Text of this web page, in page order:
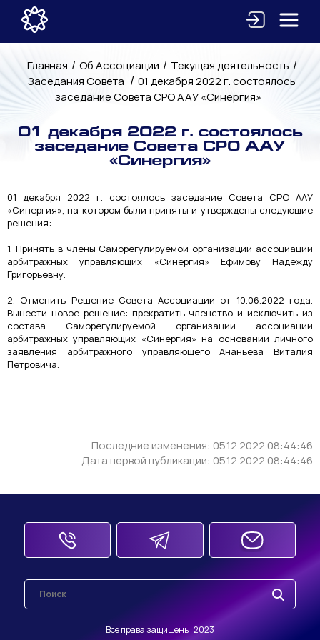
Главная / Об Ассоциации / Текущая деятельность /
Заседания Совета / 01 декабря 2022 г. состоялось
заседание Совета СРО ААУ «Синергия»
01 декабря 2022 г. состоялось
заседание Совета СРО ААУ
«Синергия»
01 декабря 2022 г. состоялось заседание Совета СРО ААУ
«Синергия», на котором были приняты и утверждены следующие
решения:
1. Принять в члены Саморегулируемой организации ассоциации
арбитражных управляющих «Синергия» Ефимову Надежду
Григорьевну.
2. Отменить Решение Совета Ассоциации от 10.06.2022 года.
Вынести новое решение: прекратить членство и исключить из
состава Саморегулируемой организации ассоциации
арбитражных управляющих «Синергия» на основании личного
заявления арбитражного управляющего Ананьева Виталия
Петровича.
Последние изменения: 05.12.2022 08:44:46
Дата первой публикации: 05.12.2022 08:44:46
Все права защищены, 2023